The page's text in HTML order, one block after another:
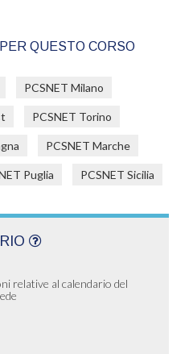
QUESTO CORSO
PCSNET Milano
PCSNET Torino
PCSNET Marche
Puglia PCSNET Sicilia
relative al calendario del